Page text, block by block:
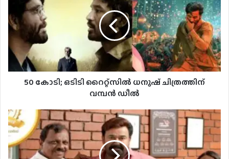
50 കോടി; ഒടിടി റൈറ്റ്സിൽ ധനുഷ് ചിത്രത്തിന്
വമ്പൻ ഡീൽ